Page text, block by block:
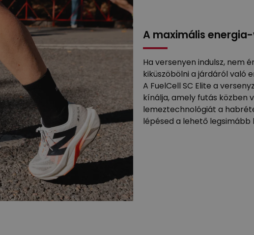
A maximális
Ha versenyen indulsz, nem
kiküszöbölni a járdáról való
A FuelCell SC Elite a
kínálja, amely futás közben
lemeztechnológiát a
lépésed a lehető legsimább